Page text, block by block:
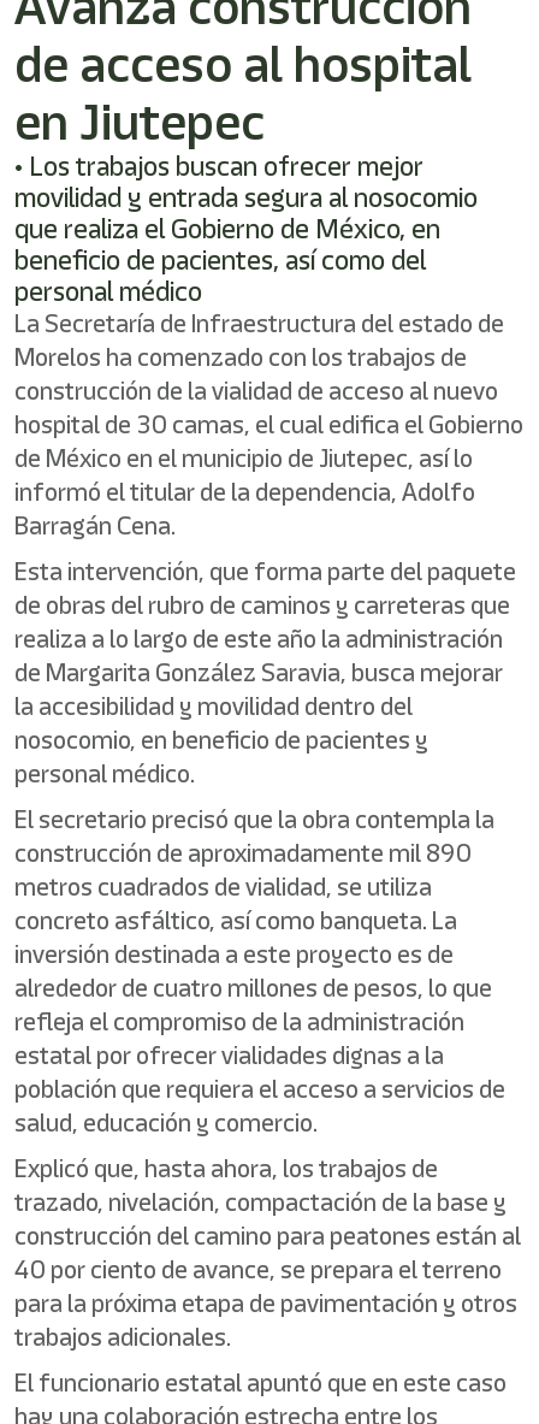
de acceso al hospital
en Jiutepec
• Los trabajos buscan ofrecer mejor
movilidad y entrada segura al nosocomio
que realiza el Gobierno de México, en
beneficio de pacientes, así como del
personal médico
La Secretaría de Infraestructura del estado de
Morelos ha comenzado con los trabajos de
construcción de la vialidad de acceso al nuevo
hospital de 30 camas, el cual edifica el Gobierno
de México en el municipio de Jiutepec, así lo
informó el titular de la dependencia, Adolfo
Barragán Cena.
Esta intervención, que forma parte del paquete
de obras del rubro de caminos y carreteras que
realiza a lo largo de este año la administración
de Margarita González Saravia, busca mejorar
la accesibilidad y movilidad dentro del
nosocomio, en beneficio de pacientes y
personal médico.
El secretario precisó que la obra contempla la
construcción de aproximadamente mil 890
metros cuadrados de vialidad, se utiliza
concreto asfáltico, así como banqueta. La
inversión destinada a este proyecto es de
alrededor de cuatro millones de pesos, lo que
refleja el compromiso de la administración
estatal por ofrecer vialidades dignas a la
población que requiera el acceso a servicios de
salud, educación y comercio.
Explicó que, hasta ahora, los trabajos de
trazado, nivelación, compactación de la base y
construcción del camino para peatones están al
40 por ciento de avance, se prepara el terreno
para la próxima etapa de pavimentación y otros
trabajos adicionales.
El funcionario estatal apuntó que en este caso
hay una colaboración estrecha entre los